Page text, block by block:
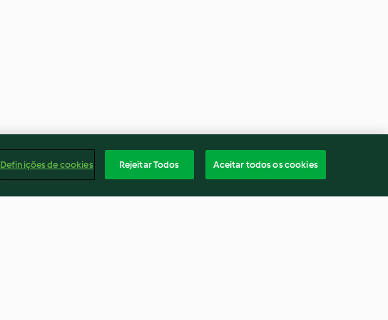
Definições de cookies Rejeitar Todos Aceitar todos os cookies